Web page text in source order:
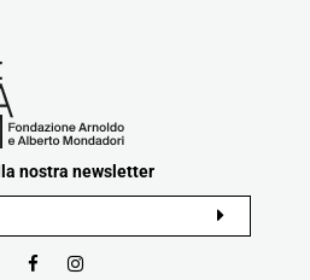
nostra newsletter